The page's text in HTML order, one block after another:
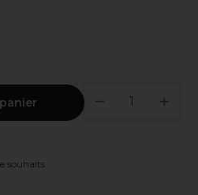
souhaits